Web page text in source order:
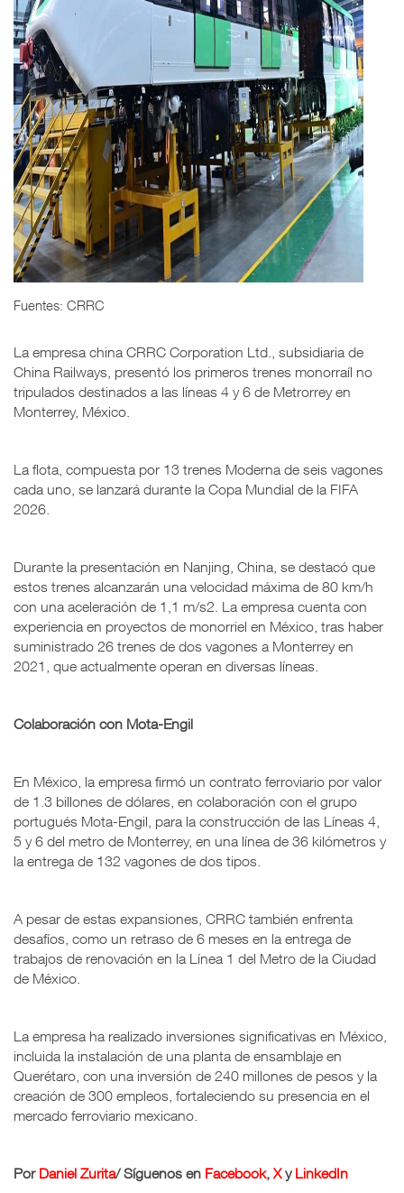
Fuentes: CRRC
La empresa china CRRC Corporation Ltd., subsidiaria de
China Railways, presentó los primeros trenes monorraíl no
tripulados destinados a las líneas 4 y 6 de Metrorrey en
Monterrey, México.
La flota, compuesta por 13 trenes Moderna de seis vagones
cada uno, se lanzará durante la Copa Mundial de la FIFA
2026.
Durante la presentación en Nanjing, China, se destacó que
estos trenes alcanzarán una velocidad máxima de 80 km/h
con una aceleración de 1,1 m/s2. La empresa cuenta con
experiencia en proyectos de monorriel en México, tras haber
suministrado 26 trenes de dos vagones a Monterrey en
2021, que actualmente operan en diversas líneas.
Colaboración con Mota-Engil
En México, la empresa firmó un contrato ferroviario por valor
de 1.3 billones de dólares, en colaboración con el grupo
portugués Mota-Engil, para la construcción de las Líneas 4,
5 y 6 del metro de Monterrey, en una línea de 36 kilómetros y
la entrega de 132 vagones de dos tipos.
A pesar de estas expansiones, CRRC también enfrenta
desafíos, como un retraso de 6 meses en la entrega de
trabajos de renovación en la Línea 1 del Metro de la Ciudad
de México.
La empresa ha realizado inversiones significativas en México,
incluida la instalación de una planta de ensamblaje en
Querétaro, con una inversión de 240 millones de pesos y la
creación de 300 empleos, fortaleciendo su presencia en el
mercado ferroviario mexicano.
Por Daniel Zurita/ Síguenos en Facebook, Xy LinkedIn